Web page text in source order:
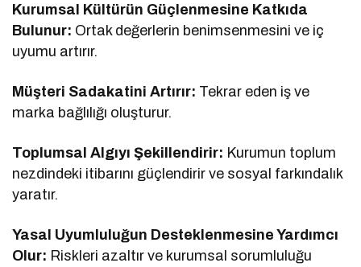
Kurumsal Kültürün Güçlenmesine Katkıda
Bulunur: Ortak değerlerin benimsenmesini ve iç
uyumu artırır.
Müşteri Sadakatini Artırır: Tekrar eden iş ve
marka bağlılığı oluşturur.
Toplumsal Algıyı Şekillendirir: Kurumun toplum
nezdindeki itibarını güçlendirir ve sosyal farkındalık
yaratır.
Yasal Uyumluluğun Desteklenmesine Yardımcı
Olur: Riskleri azaltır ve kurumsal sorumluluğu